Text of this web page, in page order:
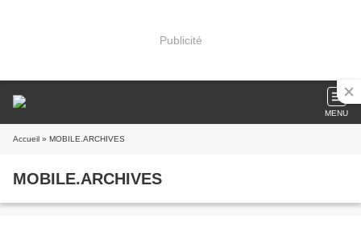
Publicité
MENU
Accueil » MOBILE.ARCHIVES
MOBILE.ARCHIVES